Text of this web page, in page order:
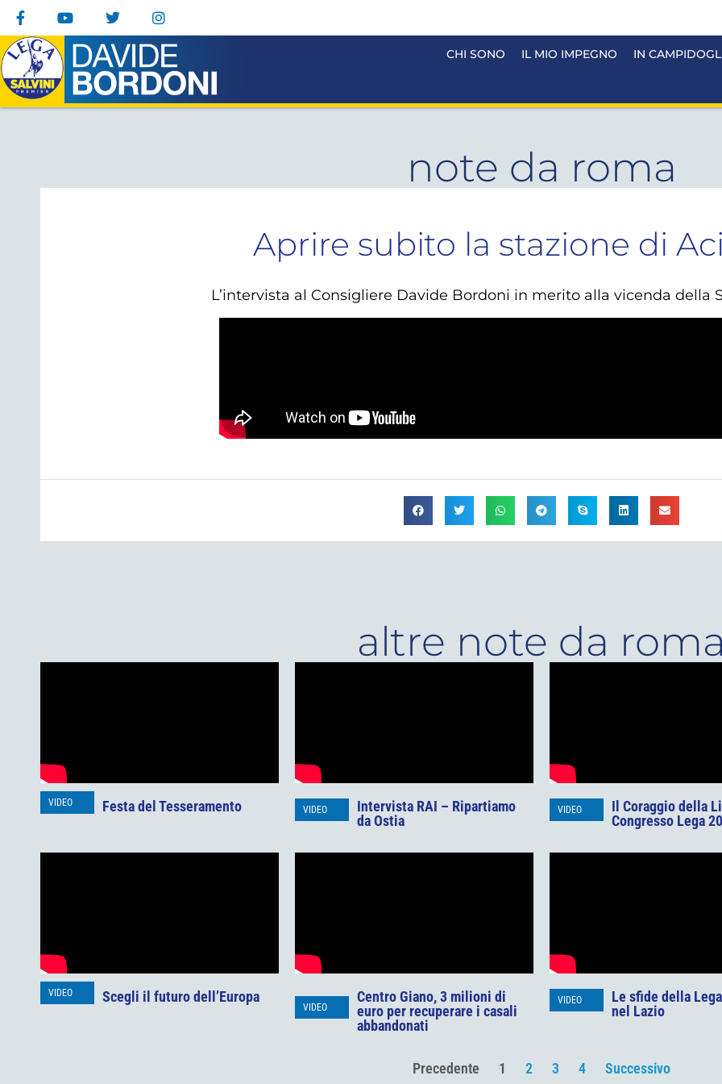
CHI SONO IL MIO IMPEGNO IN
note da roma
Aprire subito la stazione di
L’intervista al Consigliere Davide Bordoni in merito alla vicenda della
altre note da
VIDEO Festa del Tesseramento VIDEO
Intervista RAI – Ripartiamo
da Ostia
VIDEO
Il Coraggio della
Congresso Lega
VIDEO Scegli il futuro dell’Europa
VIDEO
Centro Giano, 3 milioni di
euro per recuperare i casali
abbandonati
VIDEO
Le sfide della
nel Lazio
Precedente 1 2 3 4 Successivo